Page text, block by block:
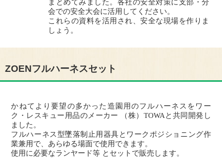
まとめてみました。各社の安全対策に支部・分
会での安全大会に活用してください。
これらの資料を活用され、安全な現場を作りま
しょう。
ZOENフルハーネスセット
かねてより要望の多かった造園用のフルハーネスをワー
ク・レスキュー用品のメーカー （株）TOWAと共同開発し
ました。
フルハーネス型墜落制止用器具とワークポジショニング作
業兼用で、あらゆる場面で使用できます。
使用に必要なランヤード等 とセットで販売します。